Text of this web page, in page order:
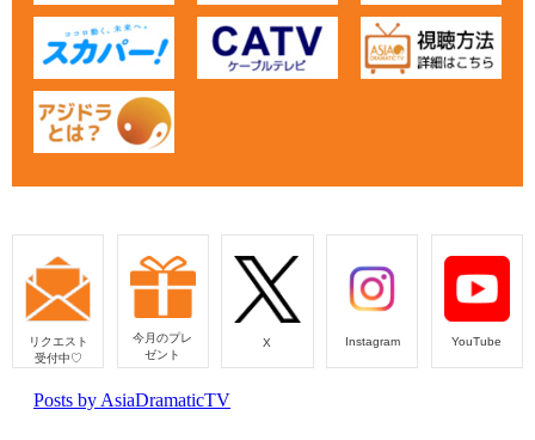
リクエスト
受付中♡
今月のプレ
ゼント
X Instagram YouTube